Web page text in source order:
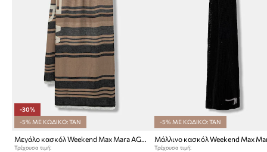
-30%
-5% ΜΕ ΚΩΔΙΚΟ: TAN
Μεγάλο κασκόλ Weekend Max Mara AGALLO
Τρέχουσα τιμή:
-5% ΜΕ ΚΩΔΙΚΟ: TAN
Τρέχουσα τιμή: